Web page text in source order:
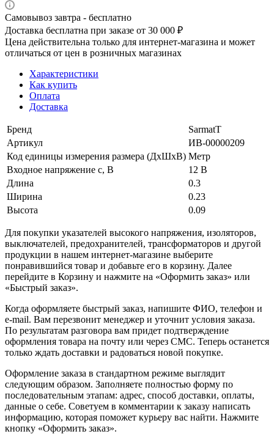
Самовывоз завтра - бесплатно
Доставка бесплатна при заказе от 30 000 ₽
Цена действительна только для интернет-магазина и может
отличаться от цен в розничных магазинах
Характеристики
Как купить
Оплата
Доставка
Бренд
SarmatT
Артикул
ИВ-00000209
Код единицы измерения размера (ДхШхВ) Метр
Входное напряжение с, В
12 В
Длина
0.3
Ширина
0.23
Высота
0.09
Для покупки указателей высокого напряжения, изоляторов,
выключателей, предохранителей, трансформаторов и другой
продукции в нашем интернет-магазине выберите
понравившийся товар и добавьте его в корзину. Далее
перейдите в Корзину и нажмите на «Оформить заказ» или
«Быстрый заказ».
Когда оформляете быстрый заказ, напишите ФИО, телефон и
e-mail. Вам перезвонит менеджер и уточнит условия заказа.
По результатам разговора вам придет подтверждение
оформления товара на почту или через СМС. Теперь останется
только ждать доставки и радоваться новой покупке.
Оформление заказа в стандартном режиме выглядит
следующим образом. Заполняете полностью форму по
последовательным этапам: адрес, способ доставки, оплаты,
данные о себе. Советуем в комментарии к заказу написать
информацию, которая поможет курьеру вас найти. Нажмите
кнопку «Оформить заказ».